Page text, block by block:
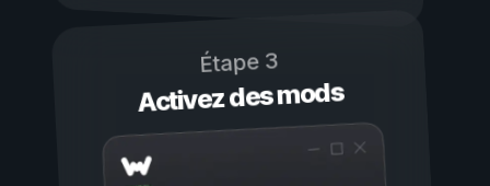
Étape 3
Activez des mods